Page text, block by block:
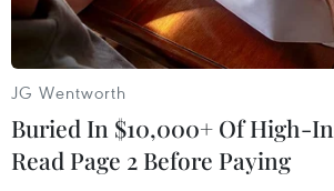
JG Wentworth
Buried In $10,000+ Of High-
Read Page 2 Before Paying